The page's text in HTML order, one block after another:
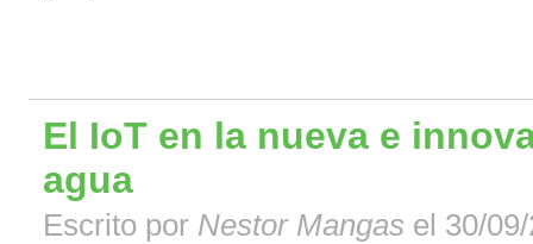
El IoT en la nueva e
agua
Escrito por Nestor Mangas el 30/